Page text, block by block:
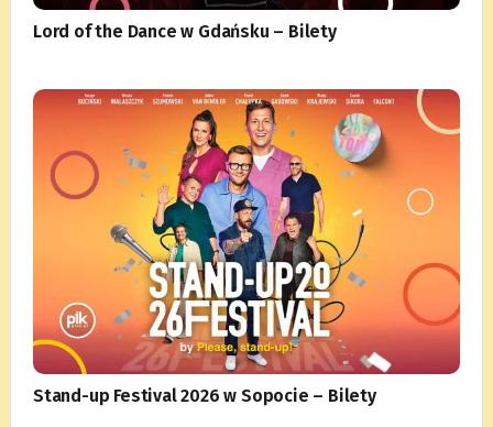
Lord of the Dance w Gdańsku – Bilety
Stand-up Festival 2026 w Sopocie – Bilety